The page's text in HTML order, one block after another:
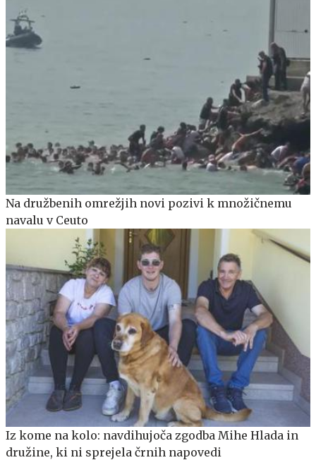
Na družbenih omrežjih novi pozivi k množičnemu
navalu v Ceuto
Iz kome na kolo: navdihujoča zgodba Mihe Hlada in
družine, ki ni sprejela črnih napovedi